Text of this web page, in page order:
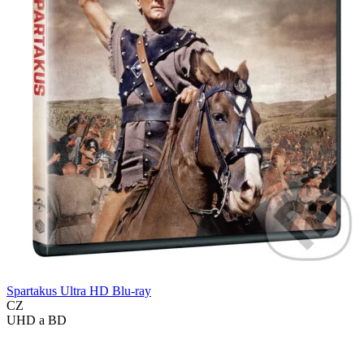
Spartakus Ultra HD Blu-ray
CZ
UHD a BD